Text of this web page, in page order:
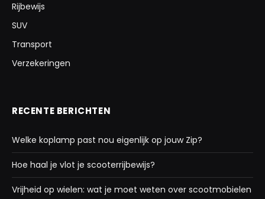
Rijbewijs
SUV
Transport
Verzekeringen
RECENTE BERICHTEN
Welke koplamp past nou eigenlijk op jouw Zip?
Hoe haal je vlot je scooterrijbewijs?
Vrijheid op wielen: wat je moet weten over scootmobielen